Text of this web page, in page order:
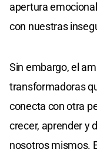
apertura
con nuestras
Sin embargo, el
transformadoras
conecta con otra
crecer, aprender y
nosotros mismos.